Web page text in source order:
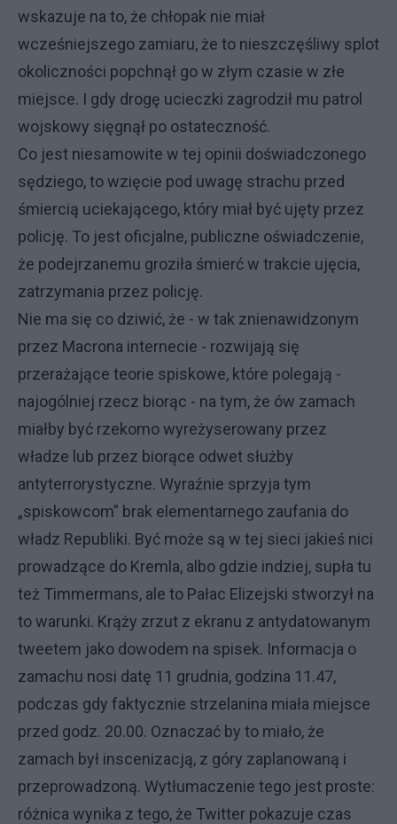
wskazuje na to, że chłopak nie miał
wcześniejszego zamiaru, że to nieszczęśliwy splot
okoliczności popchnął go w złym czasie w złe
miejsce. I gdy drogę ucieczki zagrodził mu patrol
wojskowy sięgnął po ostateczność.
Co jest niesamowite w tej opinii doświadczonego
sędziego, to wzięcie pod uwagę strachu przed
śmiercią uciekającego, który miał być ujęty przez
policję. To jest oficjalne, publiczne oświadczenie,
że podejrzanemu groziła śmierć w trakcie ujęcia,
zatrzymania przez policję.
Nie ma się co dziwić, że - w tak znienawidzonym
przez Macrona internecie - rozwijają się
przerażające teorie spiskowe, które polegają -
najogólniej rzecz biorąc - na tym, że ów zamach
miałby być rzekomo wyreżyserowany przez
władze lub przez biorące odwet służby
antyterrorystyczne. Wyraźnie sprzyja tym
„spiskowcom” brak elementarnego zaufania do
władz Republiki. Być może są w tej sieci jakieś nici
prowadzące do Kremla, albo gdzie indziej, supła tu
też Timmermans, ale to Pałac Elizejski stworzył na
to warunki. Krąży zrzut z ekranu z antydatowanym
tweetem jako dowodem na spisek. Informacja o
zamachu nosi datę 11 grudnia, godzina 11.47,
podczas gdy faktycznie strzelanina miała miejsce
przed godz. 20.00. Oznaczać by to miało, że
zamach był inscenizacją, z góry zaplanowaną i
przeprowadzoną. Wytłumaczenie tego jest proste:
różnica wynika z tego, że Twitter pokazuje czas